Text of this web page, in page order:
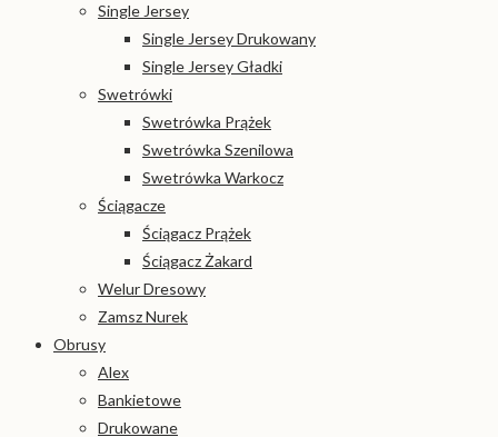
Single Jersey
Single Jersey Drukowany
Single Jersey Gładki
Swetrówki
Swetrówka Prążek
Swetrówka Szenilowa
Swetrówka Warkocz
Ściągacze
Ściągacz Prążek
Ściągacz Żakard
Welur Dresowy
Zamsz Nurek
Obrusy
Alex
Bankietowe
Drukowane